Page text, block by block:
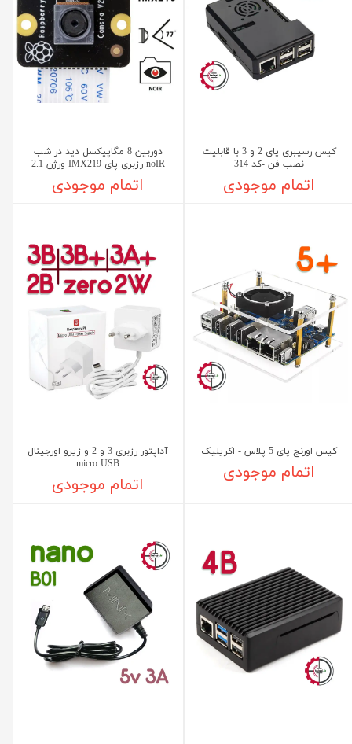
کیس رسپبری پای 2 و 3 با قابلیت
نصب فن -کد 314
اتمام موجودی
دوربین 8 مگاپیکسل دید در شب
noIR رزبری پای IMX219 ورژن 2.1
اتمام موجودی
کیس اورنج پای 5 پلاس - اکریلیک
اتمام موجودی
آداپتور رزبری 3 و 2 و زیرو اورجینال
micro USB
اتمام موجودی